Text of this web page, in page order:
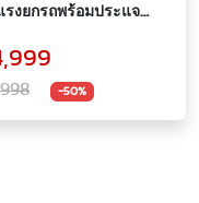
รงยกรถพร้อมประแจ
ปกรณ์ฉุกเฉิน
-50%